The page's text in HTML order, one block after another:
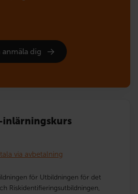
anmäla dig
inlärningskurs
via avbetalning
för Utbildningen för det
Riskidentifieringsutbildningen,